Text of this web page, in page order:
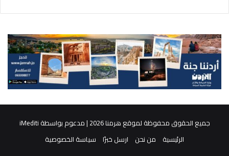
جميع الحقوق محفوظة لموقع هرمنا 2026 | مدعوم بواسطة
iMediti
الرئيسية
من نحن ارسل خبرًا سياسة الخصوصية